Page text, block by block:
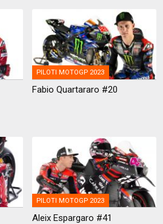
PILOTI MOTOGP 2023
Fabio Quartararo #20
PILOTI MOTOGP 2023
Aleix Espargaro #41